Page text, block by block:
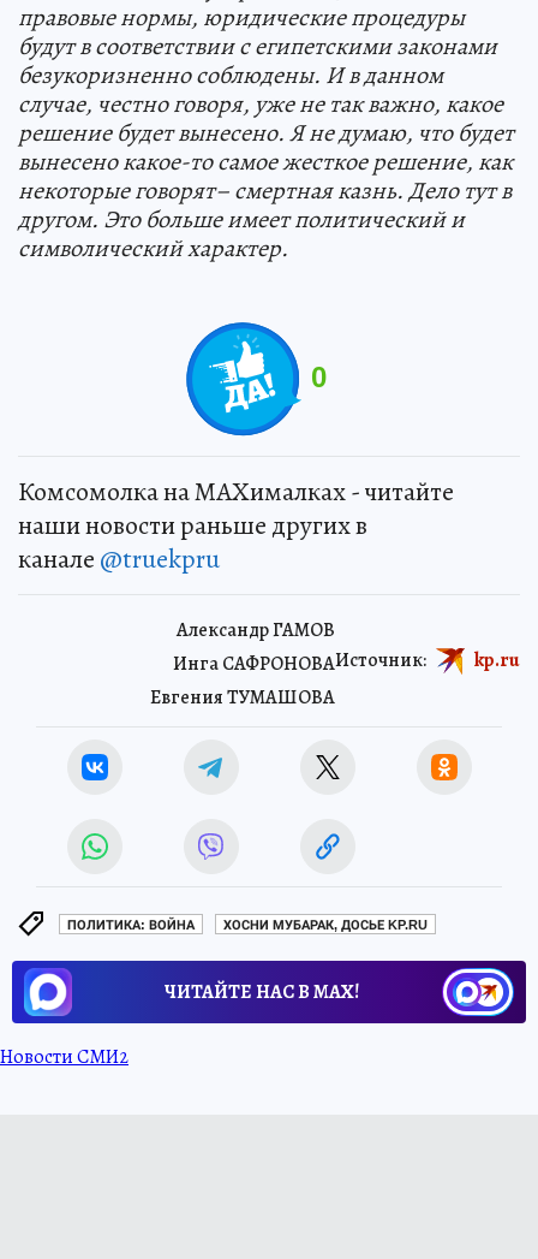
правовые нормы, юридические процедуры
будут в соответствии с египетскими законами
безукоризненно соблюдены. И в данном
случае, честно говоря, уже не так важно, какое
решение будет вынесено. Я не думаю, что будет
вынесено какое-то самое жесткое решение, как
некоторые говорят– смертная казнь. Дело тут в
другом. Это больше имеет политический и
символический характер.
0
Комсомолка на MAXималках - читайте
наши новости раньше других в
канале @truekpru
Александр ГАМОВ
Инга САФРОНОВА
Евгения ТУМАШОВА
Источник: kp.ru
ПОЛИТИКА: ВОЙНА ХОСНИ МУБАРАК, ДОСЬЕ KP.RU
ЧИТАЙТЕ НАС В МАХ!
Новости СМИ2